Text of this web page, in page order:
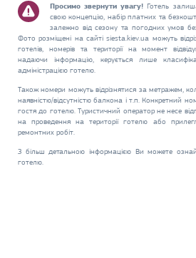
Просимо звернути увагу! Готель
свою концепцію, набір платних та
залежно від сезону та погодних умов
Фото розміщені на сайті siesta.kiev.ua можуть
готелів, номерів та території на момент
надаючи інформацію, керується лише
адміністрацією готелю.
Також номери можуть відрізнятися за метражем,
наявністю/відсутністю балкона і т.п. Конкретний
гостя до готелю. Туристичний оператор не несе
на проведення на території готелю або
ремонтних робіт.
З більш детальною інформацією Ви можете
готелю.